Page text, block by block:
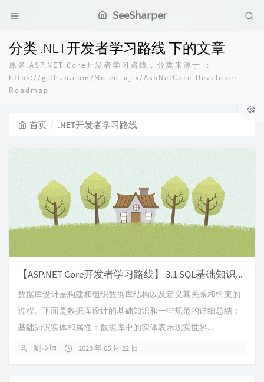
SeeSharper
分类 .NET开发者学习路线 下的文章
原名 ASP.NET Core开发者学习路线，分类来源于 ：
https://github.com/MoienTajik/AspNetCore-Developer-
Roadmap
首页 .NET开发者学习路线
【ASP.NET Core开发者学习路线】 3.1 SQL基础知识—数据库设计基础和规范
数据库设计是构建和组织数据库结构以及定义其关系和约束的
过程。下面是数据库设计的基础知识和一些规范的详细总结：
基础知识实体和属性：数据库中的实体表示现实世界...
劉亞坤 2023 年 05 月 22 日